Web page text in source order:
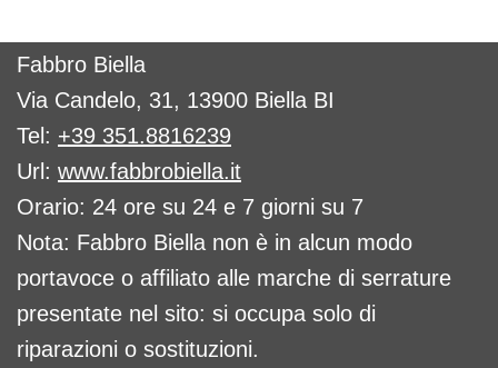
Fabbro Biella
Via Candelo, 31, 13900 Biella BI
Tel: +39 351.8816239
Url: www.fabbrobiella.it
Orario: 24 ore su 24 e 7 giorni su 7
Nota: Fabbro Biella non è in alcun modo
portavoce o affiliato alle marche di serrature
presentate nel sito: si occupa solo di
riparazioni o sostituzioni.